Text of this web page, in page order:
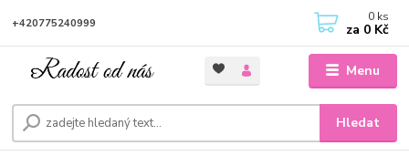
Menu
Hledat
+420775240999 0 ks
za 0 Kč